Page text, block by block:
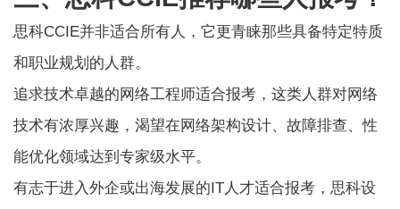
思科CCIE并非适合所有人，它更青睐那些具备特定特质
和职业规划的人群。
追求技术卓越的网络工程师适合报考，这类人群对网络
技术有浓厚兴趣，渴望在网络架构设计、故障排查、性
能优化领域达到专家级水平。
有志于进入外企或出海发展的IT人才适合报考，思科设